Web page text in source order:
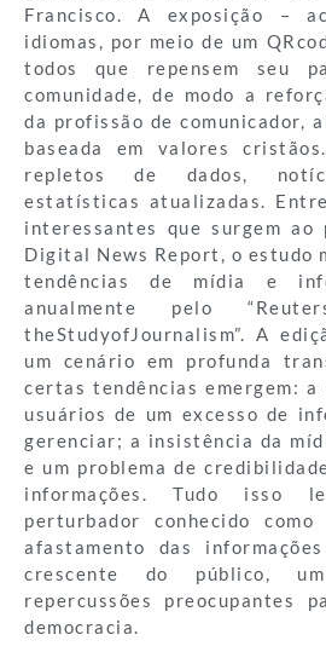
Francisco. A exposição –
idiomas, por meio de um
todos que repensem seu
comunidade, de modo a
da profissão de comunicador,
baseada em valores
repletos de dados,
estatísticas atualizadas.
interessantes que surgem
Digital News Report, o estudo
tendências de mídia e
anualmente pelo
theStudyofJournalism”. A
um cenário em profunda
certas tendências emergem: a
usuários de um excesso de
gerenciar; a insistência da
e um problema de
informações. Tudo isso
perturbador conhecido como
afastamento das
crescente do público,
repercussões preocupantes
democracia.